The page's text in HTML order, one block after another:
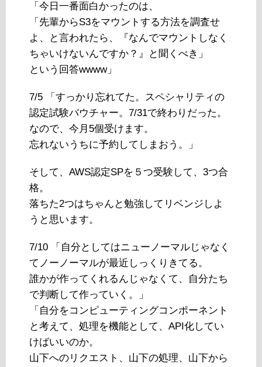
「今日一番面白かったのは、
「先輩からS3をマウントする方法を調査せ
よ、と言われたら、『なんでマウントしなく
ちゃいけないんですか？』と聞くべき」
という回答wwww」
7/5 「すっかり忘れてた。スペシャリティの
認定試験バウチャー。7/31で終わりだった。
なので、今月5個受けます。
忘れないうちに予約してしまおう。」
そして、AWS認定SPを５つ受験して、3つ合
格。
落ちた2つはちゃんと勉強してリベンジしよ
うと思います。
7/10 「自分としてはニューノーマルじゃなく
てノーノーマルが最近しっくりきてる。
誰かが作ってくれるんじゃなくて、自分たち
で判断して作っていく。」
「自分をコンピューティングコンポーネント
と考えて、処理を機能として、API化してい
けばいいのか。
山下へのリクエスト、山下の処理、山下から